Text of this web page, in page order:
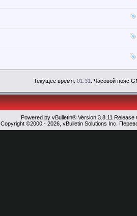
Текущее время: 01:31 . Часовой пояс
Powered by vBulletin® Version 3.8.11 Release
Copyright ©2000 - 2026, vBulletin Solutions Inc.